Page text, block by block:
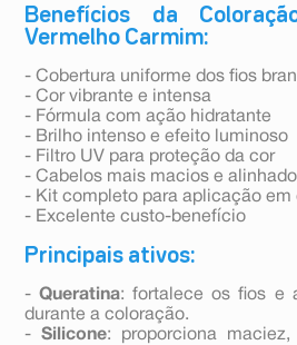
Benefícios da
Vermelho Carmim:
- Cobertura uniforme dos fios
- Cor vibrante e intensa
- Fórmula com ação hidratante
- Brilho intenso e efeito luminoso
- Filtro UV para proteção da cor
- Cabelos mais macios e
- Kit completo para aplicação em
- Excelente custo-benefício
Principais ativos:
-Queratina: fortalece os fios e
durante a coloração.
-Silicone: proporciona